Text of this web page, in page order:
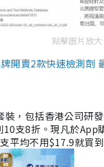
點擊圖片放大
開賣2款快速檢測
裝，包括香港公司
支8折。現凡於
平均不用$17.9就買